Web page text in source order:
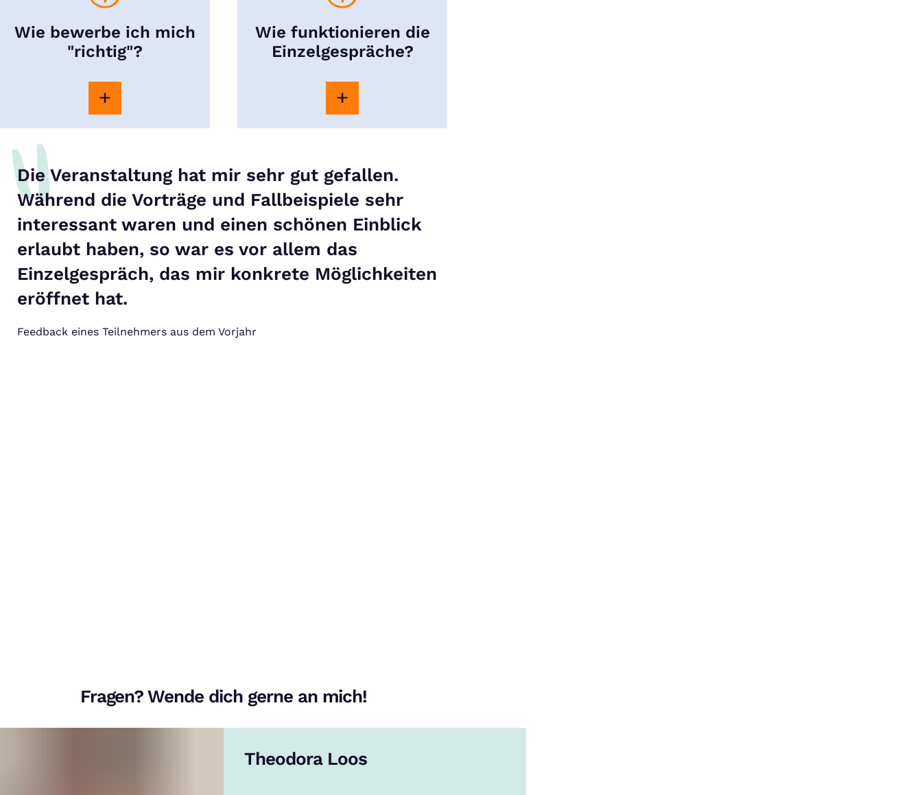
Wie bewerbe ich mich
"richtig"?
Wie funktionieren die
Einzelgespräche?
Die Veranstaltung hat mir sehr gut gefallen.
Während die Vorträge und Fallbeispiele sehr
interessant waren und einen schönen Einblick
erlaubt haben, so war es vor allem das
Einzelgespräch, das mir konkrete Möglichkeiten
eröffnet hat.
Feedback eines Teilnehmers aus dem Vorjahr
Fragen? Wende dich gerne an mich!
Theodora Loos